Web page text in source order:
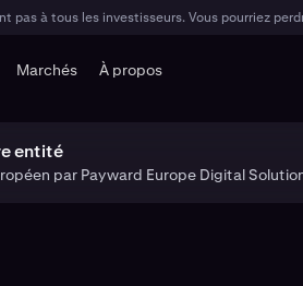
pas à tous les investisseurs. Vous pourriez
Marchés À propos
entité
par Payward Europe Digital